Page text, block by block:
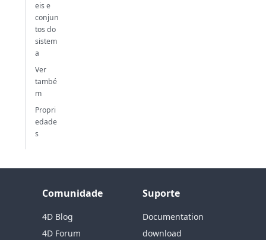
eis e
conjun
tos do
sistem
a
Ver
també
m
Propri
edade
s
Comunidade
4D Blog
4D Forum
Suporte
Documentation
download